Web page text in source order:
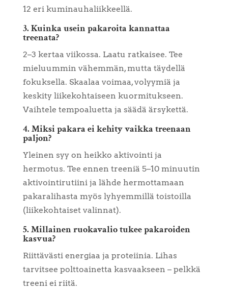
12 eri kuminauhaliikkeellä.
3. Kuinka usein pakaroita kannattaa
treenata?
2–3 kertaa viikossa. Laatu ratkaisee. Tee
mieluummin vähemmän, mutta täydellä
fokuksella. Skaalaa voimaa, volyymiä ja
keskity liikekohtaiseen kuormitukseen.
Vaihtele tempoaluetta ja säädä ärsykettä.
4. Miksi pakara ei kehity vaikka treenaan
paljon?
Yleinen syy on heikko aktivointi ja
hermotus. Tee ennen treeniä 5–10 minuutin
aktivointirutiini ja lähde hermottamaan
pakaralihasta myös lyhyemmillä toistoilla
(liikekohtaiset valinnat).
5. Millainen ruokavalio tukee pakaroiden
kasvua?
Riittävästi energiaa ja proteiinia. Lihas
tarvitsee polttoainetta kasvaakseen – pelkkä
treeni ei riitä.